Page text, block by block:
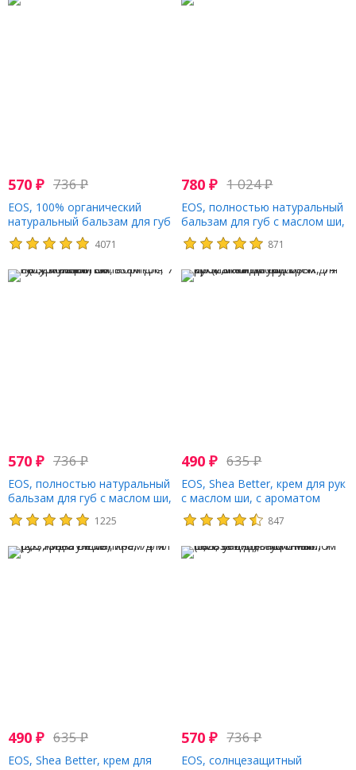
570 ₽ 736₽
EOS, 100% органический
натуральный бальзам для губ
с маслом ши, тропическое
манго, 7 г (0,25 унции)
4071
780₽ 1 024₽
EOS, полностью натуральный
бальзам для губ с маслом ши,
ваниль, 7 г (0,25 унции)
871
570 ₽ 736₽
EOS, полностью натуральный
бальзам для губ с маслом ши,
абрикос, 7 г (0,25 унции)
1225
490₽ 635₽
EOS, Shea Better, крем для рук
с маслом ши, с ароматом
цитрусовых, 74 мл (2,5 жидк.
унции)
847
490 ₽ 635₽
EOS, Shea Better, крем для
570₽ 736₽
EOS, солнцезащитный